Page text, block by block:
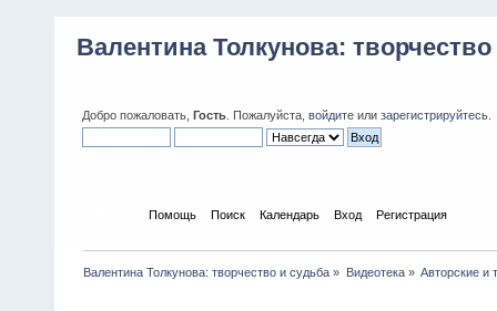
Валентина Толкунова:
Добро пожаловать, Гость . Пожалуйста, войдите или зарегистрируйтесь
Помощь Поиск Календарь Вход Регистрация
Валентина Толкунова: творчество и судьба » Видеотека» Авторские и